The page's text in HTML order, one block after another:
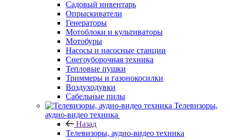
Садовый инвентарь
Опрыскиватели
Генераторы
Мотоблоки и культиваторы
Мотобуры
Насосы и насосные станции
Снегоуборочная техника
Тепловые пушки
Триммеры и газонокосилки
Воздуходувки
Сабельные пилы
Телевизоры,
аудио-видео техника
Назад
Телевизоры, аудио-видео техника